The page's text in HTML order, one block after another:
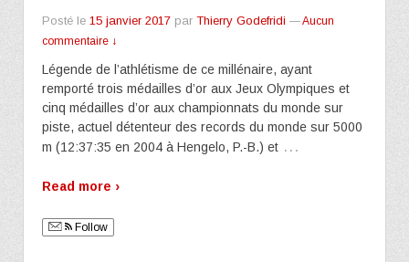
Posté le 15 janvier 2017 par Thierry Godefridi —Aucun
commentaire ↓
Légende de l’athlétisme de ce millénaire, ayant
remporté trois médailles d’or aux Jeux Olympiques et
cinq médailles d’or aux championnats du monde sur
piste, actuel détenteur des records du monde sur 5000
m (12:37:35 en 2004 à Hengelo, P.-B.) et …
Read more ›
Follow